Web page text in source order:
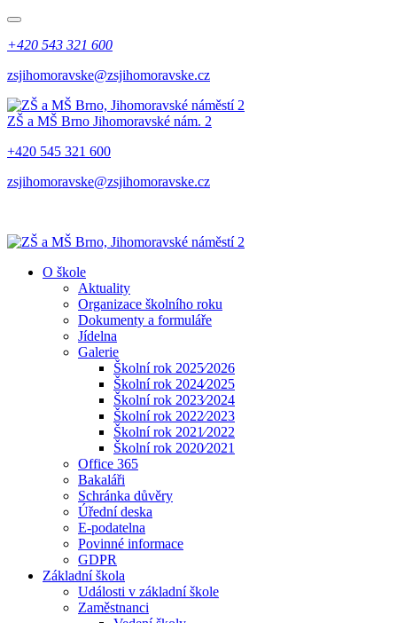
+420 543 321 600
zsjihomoravske@zsjihomoravske.cz
ZŠ a MŠ Brno Jihomoravské nám. 2
+420 545 321 600
zsjihomoravske@zsjihomoravske.cz
O škole
Aktuality
Organizace školního roku
Dokumenty a formuláře
Jídelna
Galerie
Školní rok 2025⁄2026
Školní rok 2024⁄2025
Školní rok 2023⁄2024
Školní rok 2022⁄2023
Školní rok 2021⁄2022
Školní rok 2020⁄2021
Office 365
Bakaláři
Schránka důvěry
Úřední deska
E-podatelna
Povinné informace
GDPR
Základní škola
Události v základní škole
Zaměstnanci